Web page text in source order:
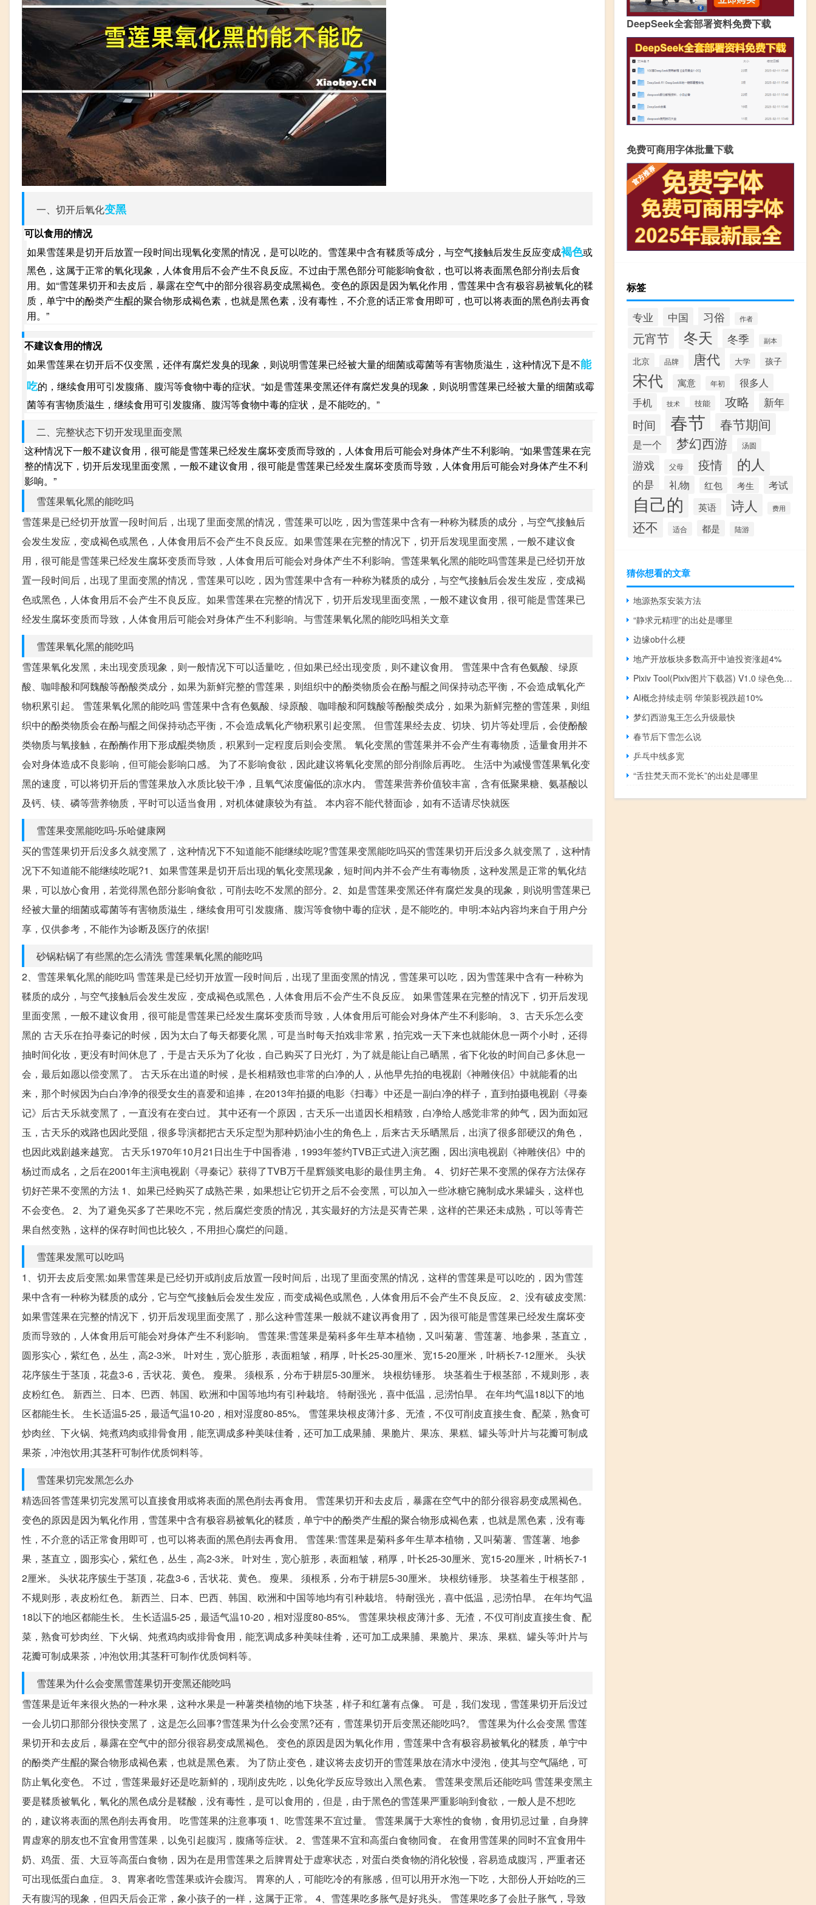
一、切开后氧化变黑
可以食用的情况
如果雪莲果是切开后放置一段时间出现氧化变黑的情况，是可以吃的。雪莲果中含有鞣质等成分，与空气接触后发生反应变成褐色或
黑色，这属于正常的氧化现象，人体食用后不会产生不良反应。不过由于黑色部分可能影响食欲，也可以将表面黑色部分削去后食
用。如“雪莲果切开和去皮后，暴露在空气中的部分很容易变成黑褐色。变色的原因是因为氧化作用，雪莲果中含有极容易被氧化的鞣
质，单宁中的酚类产生醌的聚合物形成褐色素，也就是黑色素，没有毒性，不介意的话正常食用即可，也可以将表面的黑色削去再食
用。”
不建议食用的情况
如果雪莲果在切开后不仅变黑，还伴有腐烂发臭的现象，则说明雪莲果已经被大量的细菌或霉菌等有害物质滋生，这种情况下是不能
吃的，继续食用可引发腹痛、腹泻等食物中毒的症状。“如是雪莲果变黑还伴有腐烂发臭的现象，则说明雪莲果已经被大量的细菌或霉
菌等有害物质滋生，继续食用可引发腹痛、腹泻等食物中毒的症状，是不能吃的。”
二、完整状态下切开发现里面变黑
这种情况下一般不建议食用，很可能是雪莲果已经发生腐坏变质而导致的，人体食用后可能会对身体产生不利影响。“如果雪莲果在完
整的情况下，切开后发现里面变黑，一般不建议食用，很可能是雪莲果已经发生腐坏变质而导致，人体食用后可能会对身体产生不利
影响。”
雪莲果氧化黑的能吃吗
雪莲果是已经切开放置一段时间后，出现了里面变黑的情况，雪莲果可以吃，因为雪莲果中含有一种称为鞣质的成分，与空气接触后
会发生发应，变成褐色或黑色，人体食用后不会产生不良反应。如果雪莲果在完整的情况下，切开后发现里面变黑，一般不建议食
用，很可能是雪莲果已经发生腐坏变质而导致，人体食用后可能会对身体产生不利影响。雪莲果氧化黑的能吃吗雪莲果是已经切开放
置一段时间后，出现了里面变黑的情况，雪莲果可以吃，因为雪莲果中含有一种称为鞣质的成分，与空气接触后会发生发应，变成褐
色或黑色，人体食用后不会产生不良反应。如果雪莲果在完整的情况下，切开后发现里面变黑，一般不建议食用，很可能是雪莲果已
经发生腐坏变质而导致，人体食用后可能会对身体产生不利影响。与雪莲果氧化黑的能吃吗相关文章
雪莲果氧化黑的能吃吗
雪莲果氧化发黑，未出现变质现象，则一般情况下可以适量吃，但如果已经出现变质，则不建议食用。 雪莲果中含有色氨酸、绿原
酸、咖啡酸和阿魏酸等酚酸类成分，如果为新鲜完整的雪莲果，则组织中的酚类物质会在酚与醌之间保持动态平衡，不会造成氧化产
物积累引起。 雪莲果氧化黑的能吃吗 雪莲果中含有色氨酸、绿原酸、咖啡酸和阿魏酸等酚酸类成分，如果为新鲜完整的雪莲果，则组
织中的酚类物质会在酚与醌之间保持动态平衡，不会造成氧化产物积累引起变黑。 但雪莲果经去皮、切块、切片等处理后，会使酚酸
类物质与氧接触，在酚酶作用下形成醌类物质，积累到一定程度后则会变黑。 氧化变黑的雪莲果并不会产生有毒物质，适量食用并不
会对身体造成不良影响，但可能会影响口感。 为了不影响食欲，因此建议将氧化变黑的部分削除后再吃。 生活中为减慢雪莲果氧化变
黑的速度，可以将切开后的雪莲果放入水质比较干净，且氧气浓度偏低的凉水内。 雪莲果营养价值较丰富，含有低聚果糖、氨基酸以
及钙、镁、磷等营养物质，平时可以适当食用，对机体健康较为有益。 本内容不能代替面诊，如有不适请尽快就医
雪莲果变黑能吃吗-乐哈健康网
买的雪莲果切开后没多久就变黑了，这种情况下不知道能不能继续吃呢?雪莲果变黑能吃吗买的雪莲果切开后没多久就变黑了，这种情
况下不知道能不能继续吃呢?1、如果雪莲果是切开后出现的氧化变黑现象，短时间内并不会产生有毒物质，这种发黑是正常的氧化结
果，可以放心食用，若觉得黑色部分影响食欲，可削去吃不发黑的部分。2、如是雪莲果变黑还伴有腐烂发臭的现象，则说明雪莲果已
经被大量的细菌或霉菌等有害物质滋生，继续食用可引发腹痛、腹泻等食物中毒的症状，是不能吃的。申明:本站内容均来自于用户分
享，仅供参考，不能作为诊断及医疗的依据!
砂锅粘锅了有些黑的怎么清洗 雪莲果氧化黑的能吃吗
2、雪莲果氧化黑的能吃吗 雪莲果是已经切开放置一段时间后，出现了里面变黑的情况，雪莲果可以吃，因为雪莲果中含有一种称为
鞣质的成分，与空气接触后会发生发应，变成褐色或黑色，人体食用后不会产生不良反应。 如果雪莲果在完整的情况下，切开后发现
里面变黑，一般不建议食用，很可能是雪莲果已经发生腐坏变质而导致，人体食用后可能会对身体产生不利影响。 3、古天乐怎么变
黑的 古天乐在拍寻秦记的时候，因为太白了每天都要化黑，可是当时每天拍戏非常累，拍完戏一天下来也就能休息一两个小时，还得
抽时间化妆，更没有时间休息了，于是古天乐为了化妆，自己购买了日光灯，为了就是能让自己晒黑，省下化妆的时间自己多休息一
会，最后如愿以偿变黑了。 古天乐在出道的时候，是长相精致也非常的白净的人，从他早先拍的电视剧《神雕侠侣》中就能看的出
来，那个时候因为白白净净的很受女生的喜爱和追捧，在2013年拍摄的电影《扫毒》中还是一副白净的样子，直到拍摄电视剧《寻秦
记》后古天乐就变黑了，一直没有在变白过。 其中还有一个原因，古天乐一出道因长相精致，白净给人感觉非常的帅气，因为面如冠
玉，古天乐的戏路也因此受阻，很多导演都把古天乐定型为那种奶油小生的角色上，后来古天乐晒黑后，出演了很多部硬汉的角色，
也因此戏剧越来越宽。 古天乐1970年10月21日出生于中国香港，1993年签约TVB正式进入演艺圈，因出演电视剧《神雕侠侣》中的
杨过而成名，之后在2001年主演电视剧《寻秦记》获得了TVB万千星辉颁奖电影的最佳男主角。 4、切好芒果不变黑的保存方法保存
切好芒果不变黑的方法 1、如果已经购买了成熟芒果，如果想让它切开之后不会变黑，可以加入一些冰糖它腌制成水果罐头，这样也
不会变色。 2、为了避免买多了芒果吃不完，然后腐烂变质的情况，其实最好的方法是买青芒果，这样的芒果还未成熟，可以等青芒
果自然变熟，这样的保存时间也比较久，不用担心腐烂的问题。
雪莲果发黑可以吃吗
1、切开去皮后变黑:如果雪莲果是已经切开或削皮后放置一段时间后，出现了里面变黑的情况，这样的雪莲果是可以吃的，因为雪莲
果中含有一种称为鞣质的成分，它与空气接触后会发生发应，而变成褐色或黑色，人体食用后不会产生不良反应。 2、没有破皮变黑:
如果雪莲果在完整的情况下，切开后发现里面变黑了，那么这种雪莲果一般就不建议再食用了，因为很可能是雪莲果已经发生腐坏变
质而导致的，人体食用后可能会对身体产生不利影响。 雪莲果:雪莲果是菊科多年生草本植物，又叫菊薯、雪莲薯、地参果，茎直立，
圆形实心，紫红色，丛生，高2-3米。 叶对生，宽心脏形，表面粗皱，稍厚，叶长25-30厘米、宽15-20厘米，叶柄长7-12厘米。 头状
花序簇生于茎顶，花盘3-6，舌状花、黄色。 瘦果。 须根系，分布于耕层5-30厘米。 块根纺锤形。 块茎着生于根茎部，不规则形，表
皮粉红色。 新西兰、日本、巴西、韩国、欧洲和中国等地均有引种栽培。 特耐强光，喜中低温，忌涝怕旱。 在年均气温18以下的地
区都能生长。 生长适温5-25，最适气温10-20，相对湿度80-85%。 雪莲果块根皮薄汁多、无渣，不仅可削皮直接生食、配菜，熟食可
炒肉丝、下火锅、炖煮鸡肉或排骨食用，能烹调成多种美味佳肴，还可加工成果脯、果脆片、果冻、果糕、罐头等;叶片与花瓣可制成
果茶，冲泡饮用;其茎秆可制作优质饲料等。
雪莲果切完发黑怎么办
精选回答雪莲果切完发黑可以直接食用或将表面的黑色削去再食用。 雪莲果切开和去皮后，暴露在空气中的部分很容易变成黑褐色。
变色的原因是因为氧化作用，雪莲果中含有极容易被氧化的鞣质，单宁中的酚类产生醌的聚合物形成褐色素，也就是黑色素，没有毒
性，不介意的话正常食用即可，也可以将表面的黑色削去再食用。 雪莲果:雪莲果是菊科多年生草本植物，又叫菊薯、雪莲薯、地参
果，茎直立，圆形实心，紫红色，丛生，高2-3米。 叶对生，宽心脏形，表面粗皱，稍厚，叶长25-30厘米、宽15-20厘米，叶柄长7-1
2厘米。 头状花序簇生于茎顶，花盘3-6，舌状花、黄色。 瘦果。 须根系，分布于耕层5-30厘米。 块根纺锤形。 块茎着生于根茎部，
不规则形，表皮粉红色。 新西兰、日本、巴西、韩国、欧洲和中国等地均有引种栽培。 特耐强光，喜中低温，忌涝怕旱。 在年均气温
18以下的地区都能生长。 生长适温5-25，最适气温10-20，相对湿度80-85%。 雪莲果块根皮薄汁多、无渣，不仅可削皮直接生食、配
菜，熟食可炒肉丝、下火锅、炖煮鸡肉或排骨食用，能烹调成多种美味佳肴，还可加工成果脯、果脆片、果冻、果糕、罐头等;叶片与
花瓣可制成果茶，冲泡饮用;其茎秆可制作优质饲料等。
雪莲果为什么会变黑雪莲果切开变黑还能吃吗
雪莲果是近年来很火热的一种水果，这种水果是一种薯类植物的地下块茎，样子和红薯有点像。 可是，我们发现，雪莲果切开后没过
一会儿切口那部分很快变黑了，这是怎么回事?雪莲果为什么会变黑?还有，雪莲果切开后变黑还能吃吗?。 雪莲果为什么会变黑 雪莲
果切开和去皮后，暴露在空气中的部分很容易变成黑褐色。 变色的原因是因为氧化作用，雪莲果中含有极容易被氧化的鞣质，单宁中
的酚类产生醌的聚合物形成褐色素，也就是黑色素。 为了防止变色，建议将去皮切开的雪莲果放在清水中浸泡，使其与空气隔绝，可
防止氧化变色。 不过，雪莲果最好还是吃新鲜的，现削皮先吃，以免化学反应导致出入黑色素。 雪莲果变黑后还能吃吗 雪莲果变黑主
要是鞣质被氧化，氧化的黑色成分是鞣酸，没有毒性，是可以食用的，但是，由于黑色的雪莲果严重影响到食欲，一般人是不想吃
的，建议将表面的黑色削去再食用。 吃雪莲果的注意事项 1、吃雪莲果不宜过量。 雪莲果属于大寒性的食物，食用切忌过量，自身脾
胃虚寒的朋友也不宜食用雪莲果，以免引起腹泻，腹痛等症状。 2、雪莲果不宜和高蛋白食物同食。 在食用雪莲果的同时不宜食用牛
奶、鸡蛋、蛋、大豆等高蛋白食物，因为在是用雪莲果之后脾胃处于虚寒状态，对蛋白类食物的消化较慢，容易造成腹泻，严重者还
可出现低蛋白血症。 3、胃寒者吃雪莲果或许会腹泻。 胃寒的人，可能吃冷的有胀感，但可以用开水泡一下吃，大部份人开始吃的三
天有腹泻的现象，但四天后会正常，象小孩子的一样，这属于正常。 4、雪莲果吃多胀气是好兆头。 雪莲果吃多了会肚子胀气，导致
DeepSeek全套部署资料免费下载
免费可商用字体批量下载
标签
专业 中国 习俗 作者
元宵节 冬天 冬季 副本
北京 品牌 唐代 大学 孩子
宋代 寓意 年初 很多人
手机 技术 技能 攻略 新年
时间 春节 春节期间
是一个 梦幻西游 汤圆
游戏 父母 疫情 的人
的是 礼物 红包 考生 考试
自己的 英语 诗人 费用
还不 适合 都是 陆游
猜你想看的文章
地源热泵安装方法
“静求元精理”的出处是哪里
边缘ob什么梗
地产开放板块多数高开中迪投资涨超4%
Pixiv Tool(Pixiv图片下载器) V1.0 绿色免费版（Pixiv Tool(Pixiv图片下载器) V1.0 绿色免费版功能简介）
AI概念持续走弱 华策影视跌超10%
梦幻西游鬼王怎么升级最快
春节后下雪怎么说
乒乓中线多宽
“舌拄梵天而不觉长”的出处是哪里